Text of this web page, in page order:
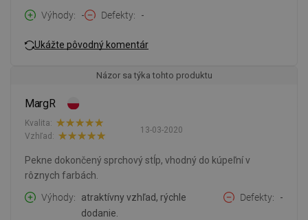
Výhody
- Defekty -
Ukážte pôvodný komentár
Názor sa týka tohto produktu
MargR
13-03-2020
Kvalita:
Vzhľad:
Pekne dokončený sprchový stĺp, vhodný do kúpeľní v
rôznych farbách.
Výhody
atraktívny vzhľad, rýchle
dodanie.
Defekty -